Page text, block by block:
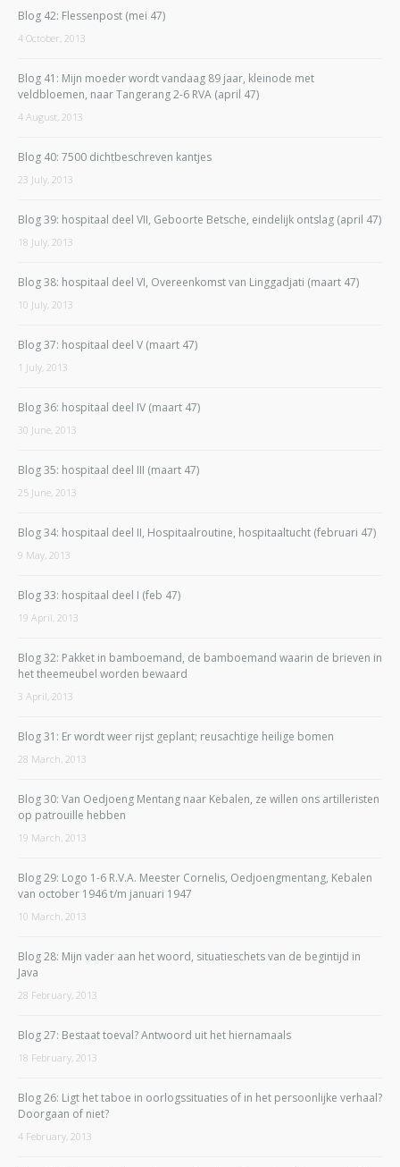
Blog 42: Flessenpost (mei 47)
4 October, 2013
Blog 41: Mijn moeder wordt vandaag 89 jaar, kleinode met
veldbloemen, naar Tangerang 2-6 RVA (april 47)
4 August, 2013
Blog 40: 7500 dichtbeschreven kantjes
23 July, 2013
Blog 39: hospitaal deel VII, Geboorte Betsche, eindelijk ontslag (april 47)
18 July, 2013
Blog 38: hospitaal deel VI, Overeenkomst van Linggadjati (maart 47)
10 July, 2013
Blog 37: hospitaal deel V (maart 47)
1 July, 2013
Blog 36: hospitaal deel IV (maart 47)
30 June, 2013
Blog 35: hospitaal deel III (maart 47)
25 June, 2013
Blog 34: hospitaal deel II, Hospitaalroutine, hospitaaltucht (februari 47)
9 May, 2013
Blog 33: hospitaal deel I (feb 47)
19 April, 2013
Blog 32: Pakket in bamboemand, de bamboemand waarin de brieven in
het theemeubel worden bewaard
3 April, 2013
Blog 31: Er wordt weer rijst geplant; reusachtige heilige bomen
28 March, 2013
Blog 30: Van Oedjoeng Mentang naar Kebalen, ze willen ons artilleristen
op patrouille hebben
19 March, 2013
Blog 29: Logo 1-6 R.V.A. Meester Cornelis, Oedjoengmentang, Kebalen
van october 1946 t/m januari 1947
10 March, 2013
Blog 28: Mijn vader aan het woord, situatieschets van de begintijd in
Java
28 February, 2013
Blog 27: Bestaat toeval? Antwoord uit het hiernamaals
18 February, 2013
Blog 26: Ligt het taboe in oorlogssituaties of in het persoonlijke verhaal?
Doorgaan of niet?
4 February, 2013